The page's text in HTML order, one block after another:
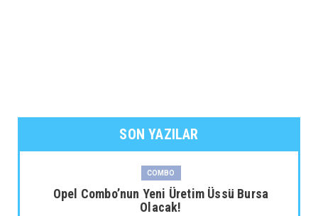
SON YAZILAR
COMBO
Opel Combo’nun Yeni Üretim Üssü Bursa
Olacak!